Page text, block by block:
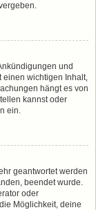
und
einen wichtigen Inhalt,
hängt es von
kannst oder
ein.
geantwortet werden
beendet wurde.
oder
Möglichkeit, deine